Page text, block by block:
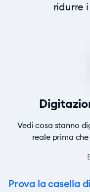
ridurre
Vedi cosa stanno
reale prima
Prova la casella